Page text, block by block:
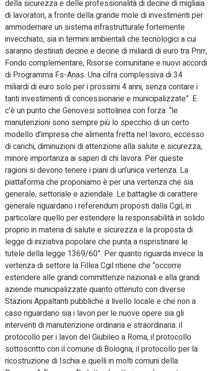
della sicurezza e delle professionalità di decine di migliaia
di lavoratori, a fronte della grande mole di investimenti per
ammodernare un sistema infrastrutturale fortemente
invecchiato, sia in termini ambientali che tecnologici a cui
saranno destinati decine e decine di miliardi di euro tra Pnrr,
Fondo complementare, Risorse comunitarie e nuovi accordi
di Programma Fs-Anas. Una cifra complessiva di 34
miliardi di euro solo per i prossimi 4 anni, senza contare i
tanti investimenti di concessionarie e municipalizzate”. E
c’è un punto che Genovesi sottolinea con forza: “le
manutenzioni sono sempre più lo specchio di un certo
modello d’impresa che alimenta fretta nel lavoro, eccesso
di carichi, diminuzioni di attenzione alla salute e sicurezza,
minore importanza ai saperi di chi lavora. Per queste
ragioni si devono tenere i piani di un’unica vertenza. La
piattaforma che proponiamo è per una vertenza che sia
generale, settoriale e aziendale. Le battaglie di carattere
generale riguardano i referendum proposti dalla Cgil, in
particolare quello per estendere la responsabilità in solido
proprio in materia di salute e sicurezza e la proposta di
legge di iniziativa popolare che punta a rispristinare le
tutele della legge 1369/60”. Per quanto riguarda invece la
vertenza di settore la Fillea Cgil ritiene che “occorre
estendere alle grandi committenze nazionali e alla grandi
aziende municipalizzate quanto ottenuto con diverse
Stazioni Appaltanti pubbliche a livello locale e che non a
caso riguardano sia i lavori per le nuove opere sia gli
interventi di manutenzione ordinaria e straordinaria: il
protocollo per i lavori del Giubileo a Roma, il protocollo
sottoscritto con il comune di Bologna, il protocollo per la
ricostruzione di Ischia e quelli in molti comuni della